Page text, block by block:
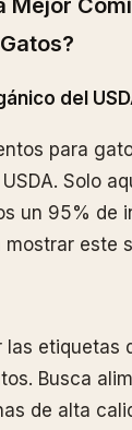
Mejor
del
para
Solo
un 95% de
este
las etiquetas
Busca
de alta